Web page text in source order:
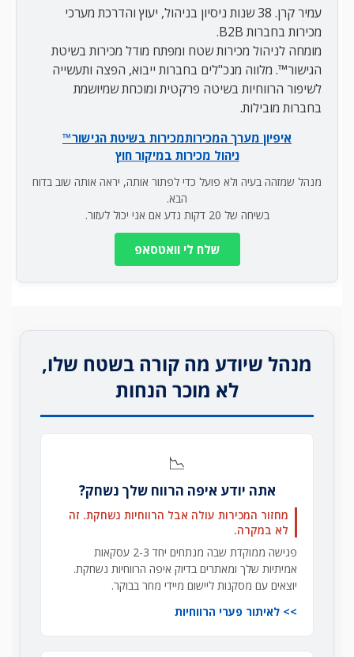
עמיר קרן. 38 שנות ניסיון בניהול, יעוץ והדרכת מערכי
מכירות בחברות B2B.
מומחה לניהול מכירות שטח ומפתח מודל מכירות בשיטת
הגישור™. מלווה מנכ"לים בחברות ייבוא, הפצה ותעשייה
לשיפור הרווחיות בשיטה פרקטית ומוכחת שמיושמת
בחברות מובילות.
איפיון מערך המכירותמכירות בשיטת הגישור™
ניהול מכירות במיקור חוץ
מנהל שמזהה בעיה ולא פועל כדי לפתור אותה, יראה אותה שוב בדוח
הבא.
בשיחה של 20 דקות נדע אם אני יכול לעזור.
שלח לי וואטסאפ
מנהל שיודע מה קורה בשטח שלו,
לא מוכר הנחות
📉
אתה יודע איפה הרווח שלך נשחק?
מחזור המכירות עולה אבל הרווחיות נשחקת. זה
לא במקרה.
פגישה ממוקדת שבה מנתחים יחד 2-3 עסקאות
אמיתיות שלך ומאתרים בדיוק איפה הרווחיות נשחקת.
יוצאים עם מסקנות ליישום מיידי מחר בבוקר.
לאיתור פערי הרווחיות